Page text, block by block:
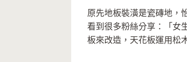
原先地板裝潢是瓷磚地，
看到很多粉絲分享：「女
板來改造，天花板運用松